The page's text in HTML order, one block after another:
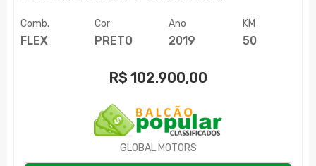
Comb.
FLEX
Cor
PRETO
Ano
2019
KM
50
R$ 102.900,00
GLOBAL MOTORS